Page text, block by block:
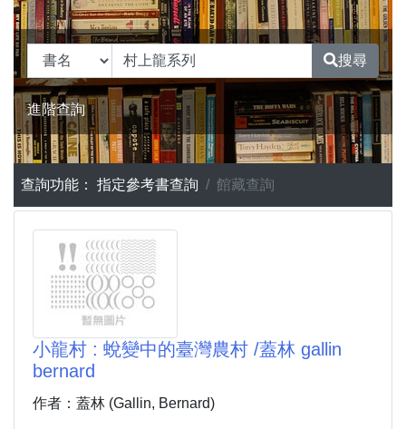
搜尋
進階查詢
查詢功能： 指定參考書查詢 館藏查詢
小龍村 : 蛻變中的臺灣農村 /蓋林 gallin
bernard
作者：蓋林 (Gallin, Bernard)